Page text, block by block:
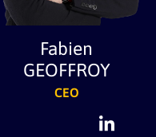
Fabien
GEOFFROY
CEO